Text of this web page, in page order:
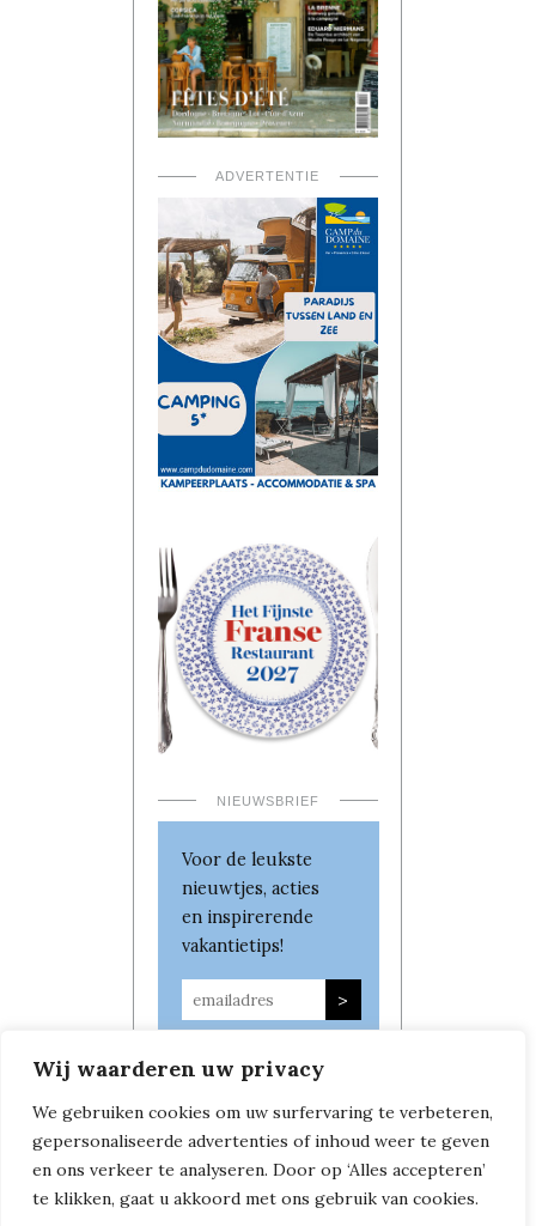
Wij waarderen uw privacy
We gebruiken cookies om uw surfervaring te verbeteren,
gepersonaliseerde advertenties of inhoud weer te geven
en ons verkeer te analyseren. Door op ‘Alles accepteren’
te klikken, gaat u akkoord met ons gebruik van cookies.
ADVERTENTIE
NIEUWSBRIEF
Voor de leukste
nieuwtjes, acties
en inspirerende
vakantietips!